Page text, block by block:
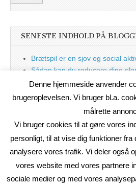
SENESTE INDHOLD PÅ
Brætspil er en sjov og social
Sådan kan du reducere dine
tricks til at spare på elprisen
Nu med blog
Denne hjemmeside anvender
brugeroplevelsen. Vi bruger bl.a.
målrette
Vi bruger cookies til at gøre vores
personligt, til at vise dig funktioner fra
analysere vores trafik. Vi deler også
vores website med vores partnere
sociale medier og med vores